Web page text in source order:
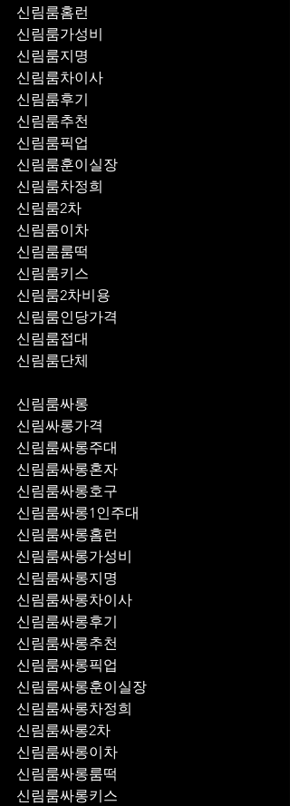
신림룸홈런
신림룸가성비
신림룸지명
신림룸차이사
신림룸후기
신림룸추천
신림룸훈이실장
신림룸차정희
신림룸2차
신림룸이차
신림룸룸떡
신림룸키스
신림룸2차비용
신림룸인당가격
신림룸접대
신림룸단체
신림룸싸롱
신림싸롱가격
신림룸싸롱주대
신림룸싸롱혼자
신림룸싸롱호구
신림룸싸롱1인주대
신림룸싸롱홈런
신림룸싸롱가성비
신림룸싸롱지명
신림룸싸롱차이사
신림룸싸롱후기
신림룸싸롱추천
신림룸싸롱훈이실장
신림룸싸롱차정희
신림룸싸롱2차
신림룸싸롱이차
신림룸싸롱룸떡
신림룸싸롱키스